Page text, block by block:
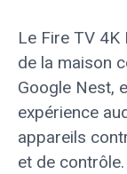
Le Fire TV 4K
de la maison
Google Nest,
expérience
appareils
et de contrôle.